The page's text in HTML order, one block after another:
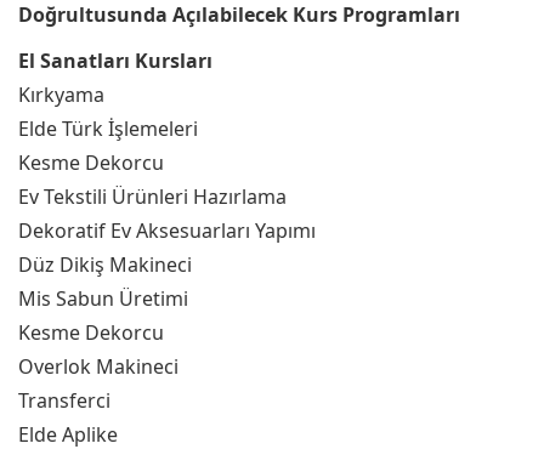
Doğrultusunda Açılabilecek Kurs Programları
El Sanatları Kursları
Kırkyama
Elde Türk İşlemeleri
Kesme Dekorcu
Ev Tekstili Ürünleri Hazırlama
Dekoratif Ev Aksesuarları Yapımı
Düz Dikiş Makineci
Mis Sabun Üretimi
Kesme Dekorcu
Overlok Makineci
Transferci
Elde Aplike